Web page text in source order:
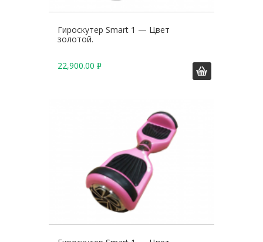
Гироскутер Smart 1 — Цвет
золотой.
22,900.00 Р